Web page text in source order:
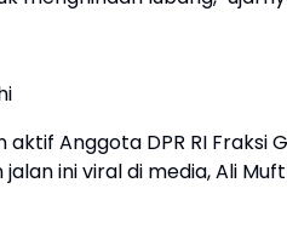
Anggota DPR RI Fraksi
ini viral di media, Ali